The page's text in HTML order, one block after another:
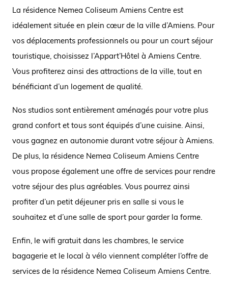
La résidence Nemea Coliseum Amiens Centre est
idéalement située en plein cœur de la ville d’Amiens. Pour
vos déplacements professionnels ou pour un court séjour
touristique, choisissez l’Appart’Hôtel à Amiens Centre.
Vous profiterez ainsi des attractions de la ville, tout en
bénéficiant d’un logement de qualité.
Nos studios sont entièrement aménagés pour votre plus
grand confort et tous sont équipés d’une cuisine. Ainsi,
vous gagnez en autonomie durant votre séjour à Amiens.
De plus, la résidence Nemea Coliseum Amiens Centre
vous propose également une offre de services pour rendre
votre séjour des plus agréables. Vous pourrez ainsi
profiter d’un petit déjeuner pris en salle si vous le
souhaitez et d’une salle de sport pour garder la forme.
Enfin, le wifi gratuit dans les chambres, le service
bagagerie et le local à vélo viennent compléter l’offre de
services de la résidence Nemea Coliseum Amiens Centre.